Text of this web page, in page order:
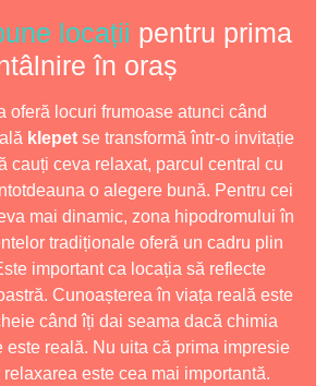
locații pentru prima
în oraș
oferă locuri frumoase atunci când
klepetse transformă într-o invitație
cauți ceva relaxat, parcul central cu
o alegere bună. Pentru cei
mai dinamic, zona hipodromului în
tradiționale oferă un cadru plin
important ca locația să reflecte
Cunoașterea în viața reală este
când îți dai seama dacă chimia
este reală. Nu uita că prima impresie
este cea mai importantă.